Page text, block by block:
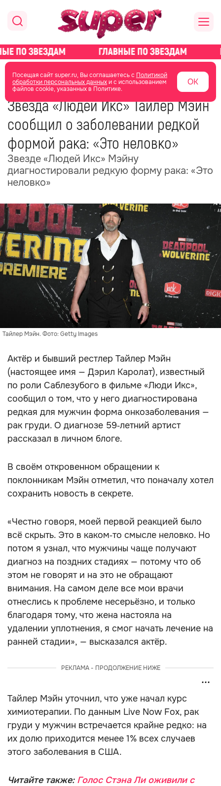
Посещая сайт super.ru, Вы соглашаетесь с Политикой
обработки персональных данныхи с использованием
файлов cookie, указанных в Политике.
ОК
главная новости о звездах новости
10 июня 15:07
Звезда «Людей Икс» Тайлер Мэйн
сообщил о заболевании редкой
формой рака: «Это неловко»
Звезде «Людей Икс» Мэйну
диагностировали редкую форму рака: «Это
неловко»
Тайлер Мэйн. Фото: Getty Images
Актёр и бывший рестлер Тайлер Мэйн
(настоящее имя — Дэрил Каролат), известный
по роли Саблезубого в фильме «Люди Икс»,
сообщил о том, что у него диагностирована
редкая для мужчин форма онкозаболевания —
рак груди. О диагнозе 59‑летний артист
рассказал в личном блоге.
В своём откровенном обращении к
поклонникам Мэйн отметил, что поначалу хотел
сохранить новость в секрете.
«Честно говоря, моей первой реакцией было
всё скрыть. Это в каком‑то смысле неловко. Но
потом я узнал, что мужчины чаще получают
диагноз на поздних стадиях — потому что об
этом не говорят и на это не обращают
внимания. На самом деле все мои врачи
отнеслись к проблеме несерьёзно, и только
благодаря тому, что жена настояла на
удалении уплотнения, я смог начать лечение на
ранней стадии», — высказался актёр.
РЕКЛАМА - ПРОДОЛЖЕНИЕ НИЖЕ
Тайлер Мэйн уточнил, что уже начал курс
химиотерапии. По данным Live Now Fox, рак
груди у мужчин встречается крайне редко: на
их долю приходится менее 1% всех случаев
этого заболевания в США.
Читайте также: Голос Стэна Ли оживили с